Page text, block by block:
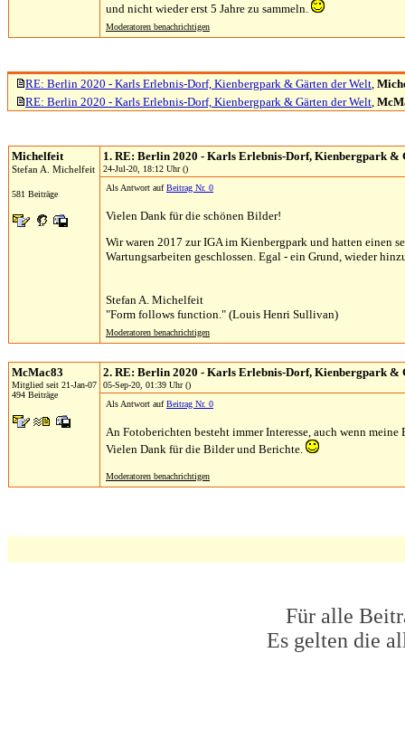
und nicht wieder erst 5 Jahre zu sammeln.
Moderatoren benachrichtigen
RE: Berlin 2020 - Karls Erlebnis-Dorf, Kienbergpark & Gärten der Welt,
RE: Berlin 2020 - Karls Erlebnis-Dorf, Kienbergpark & Gärten der Welt,
Michelfeit
Stefan A. Michelfeit
581 Beiträge
1. RE: Berlin 2020 - Karls Erlebnis-Dorf, Kienbergpark &
24-Jul-20, 18:12 Uhr ()
Als Antwort aufBeitrag Nr. 0
Vielen Dank für die schönen Bilder!
Wir waren 2017 zur IGA im Kienbergpark und hatten einen
Wartungsarbeiten geschlossen. Egal - ein Grund, wieder
Stefan A. Michelfeit
"Form follows function." (Louis Henri Sullivan)
Moderatoren benachrichtigen
McMac83
Mitglied seit 21-Jan-07
494 Beiträge
2. RE: Berlin 2020 - Karls Erlebnis-Dorf, Kienbergpark &
05-Sep-20, 01:39 Uhr ()
Als Antwort aufBeitrag Nr. 0
An Fotoberichten besteht immer Interesse, auch wenn meine
Vielen Dank für die Bilder und Berichte.
Moderatoren benachrichtigen
Für alle
Es gelten die